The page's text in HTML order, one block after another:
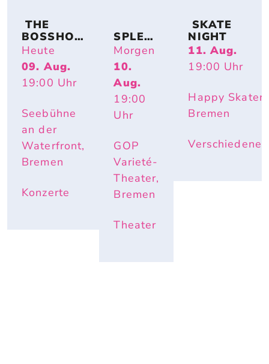
THE
BOSSHOS
S – BACK
TO THE
BOOTS
Heute
09. Aug.
19:00 Uhr
Seebühne
an der
Waterfront,
Bremen
Konzerte
SPLEN
DID
Morgen
10.
Aug.
19:00
Uhr
GOP
Varieté-
Theater,
Bremen
Theater
SKATE
NIGHT
11. Aug.
19:00 Uhr
Happy Skater,
Bremen
Verschiedenes